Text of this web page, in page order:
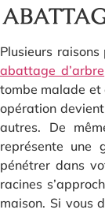
Plusieurs
abattage d’arbre
tombe malade et
opération
autres. De
représente une
pénétrer dans
racines
maison. Si vous